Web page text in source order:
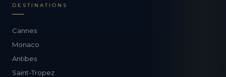
DESTINATIONS
Cannes
Monaco
Antibes
Saint-Tropez